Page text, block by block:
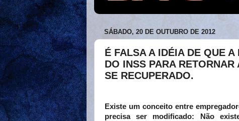
SÁBADO, 20 DE OUTUBRO DE 2012
É FALSA A IDÉIA DE QUE
DO INSS PARA
SE RECUPERADO.
Existe um conceito entre
precisa ser modificado: Não